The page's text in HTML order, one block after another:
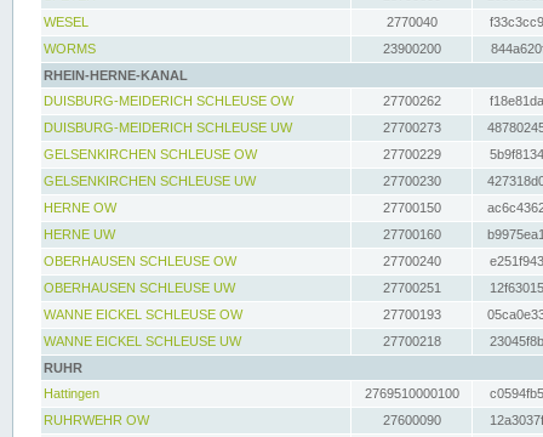
WESEL
2770040
WORMS
23900200
RHEIN-HERNE-KANAL
DUISBURG-MEIDERICH SCHLEUSE OW
27700262
DUISBURG-MEIDERICH SCHLEUSE UW
27700273
GELSENKIRCHEN SCHLEUSE OW
27700229
GELSENKIRCHEN SCHLEUSE UW
27700230
HERNE OW
27700150
HERNE UW
27700160
OBERHAUSEN SCHLEUSE OW
27700240
OBERHAUSEN SCHLEUSE UW
27700251
WANNE EICKEL SCHLEUSE OW
27700193
WANNE EICKEL SCHLEUSE UW
27700218
RUHR
Hattingen
2769510000100
RUHRWEHR OW
27600090